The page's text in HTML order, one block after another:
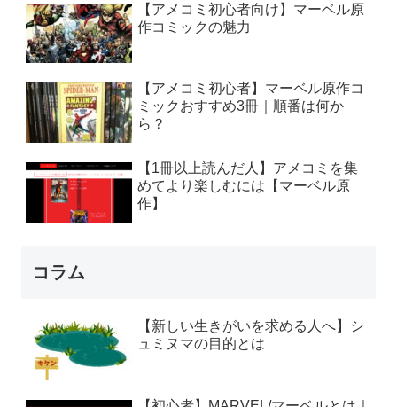
【アメコミ初心者向け】マーベル原
作コミックの魅力
【アメコミ初心者】マーベル原作コ
ミックおすすめ3冊｜順番は何か
ら？
【1冊以上読んだ人】アメコミを集
めてより楽しむには【マーベル原
作】
コラム
【新しい生きがいを求める人へ】シ
ュミヌマの目的とは